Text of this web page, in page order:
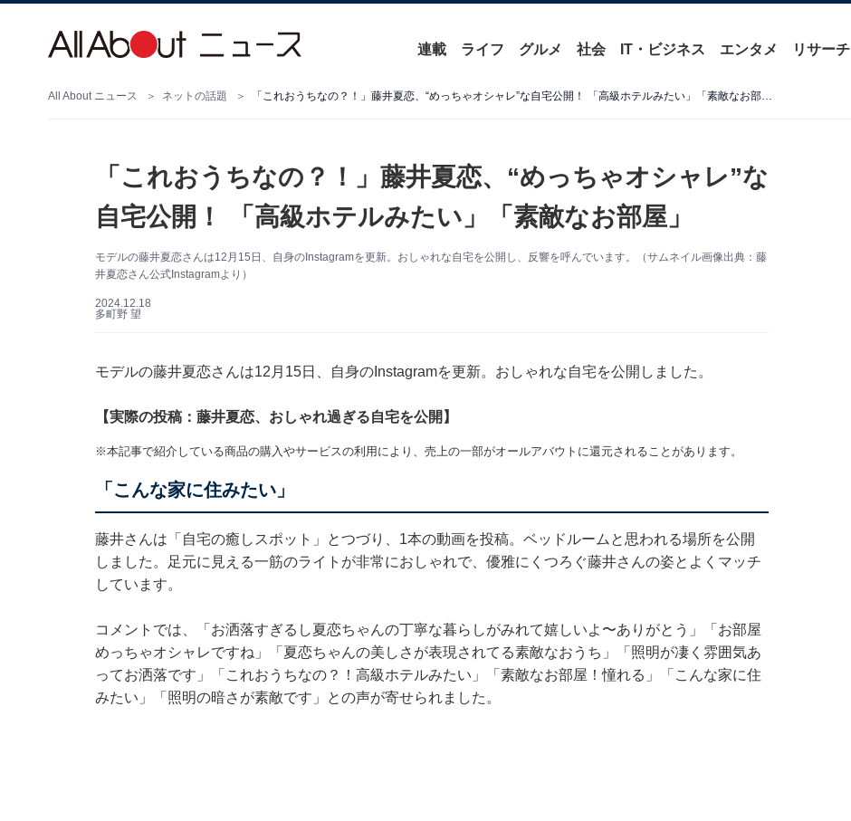
連載 ライフ グルメ 社会 IT・ビジネス エンタメ リサーチ
All About ニュース ネットの話題 「これおうちなの？！」藤井夏恋、“めっちゃオシャレ”な自宅公開！ 「高級ホテルみたい」「素敵なお部屋」
「これおうちなの？！」藤井夏恋、“めっちゃオシャレ”な
自宅公開！ 「高級ホテルみたい」「素敵なお部屋」
モデルの藤井夏恋さんは12月15日、自身のInstagramを更新。おしゃれな自宅を公開し、反響を呼んでいます。（サムネイル画像出典：藤
井夏恋さん公式Instagramより）
2024.12.18
多町野 望
モデルの藤井夏恋さんは12月15日、自身のInstagramを更新。おしゃれな自宅を公開しました。
【実際の投稿：藤井夏恋、おしゃれ過ぎる自宅を公開】
※本記事で紹介している商品の購入やサービスの利用により、売上の一部がオールアバウトに還元されることがあります。
「こんな家に住みたい」
藤井さんは「自宅の癒しスポット」とつづり、1本の動画を投稿。ベッドルームと思われる場所を公開
しました。足元に見える一筋のライトが非常におしゃれで、優雅にくつろぐ藤井さんの姿とよくマッチ
しています。
コメントでは、「お洒落すぎるし夏恋ちゃんの丁寧な暮らしがみれて嬉しいよ〜ありがとう」「お部屋
めっちゃオシャレですね」「夏恋ちゃんの美しさが表現されてる素敵なおうち」「照明が凄く雰囲気あ
ってお洒落です」「これおうちなの？！高級ホテルみたい」「素敵なお部屋！憧れる」「こんな家に住
みたい」「照明の暗さが素敵です」との声が寄せられました。